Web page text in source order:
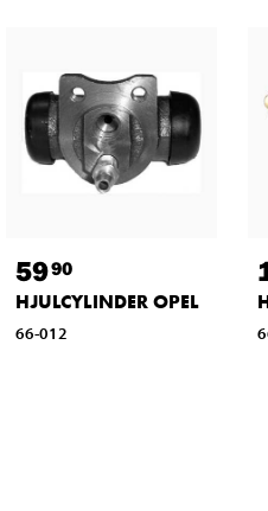
5990
HJULCYLINDER OPEL
66-012